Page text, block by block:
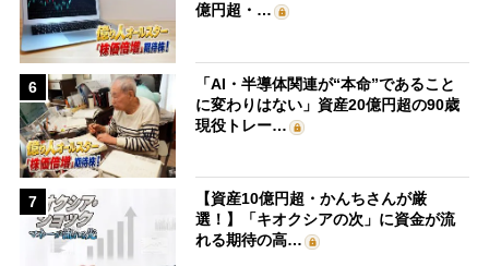
億円超・…
6
「AI・半導体関連が“本命”であること
に変わりはない」資産20億円超の90歳
現役トレー…
7
【資産10億円超・かんちさんが厳
選！】「キオクシアの次」に資金が流
れる期待の高…